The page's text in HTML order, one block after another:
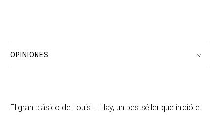
OPINIONES
El gran clásico de Louis L. Hay, un bestséller que inició el